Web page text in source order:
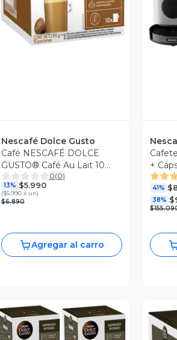
Nescafé Dolce Gusto
Café NESCAFÉ DOLCE
GUSTO® Café Au Lait 10
Cápsulas
0(0)
13% $5.990
($5.990 x un)
$6.890
Agregar al carro
+
Cajas
41%
38%